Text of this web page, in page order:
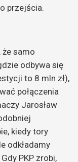
przejścia.
że samo
odbywa się
to 8 mln zł),
połączenia
Jarosław
kiedy tory
odkładamy
PKP zrobi,